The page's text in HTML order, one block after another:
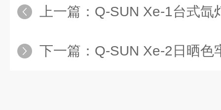
上一篇： Q-SUN Xe-1台式氙灯老化
下一篇： Q-SUN Xe-2日晒色牢度试验